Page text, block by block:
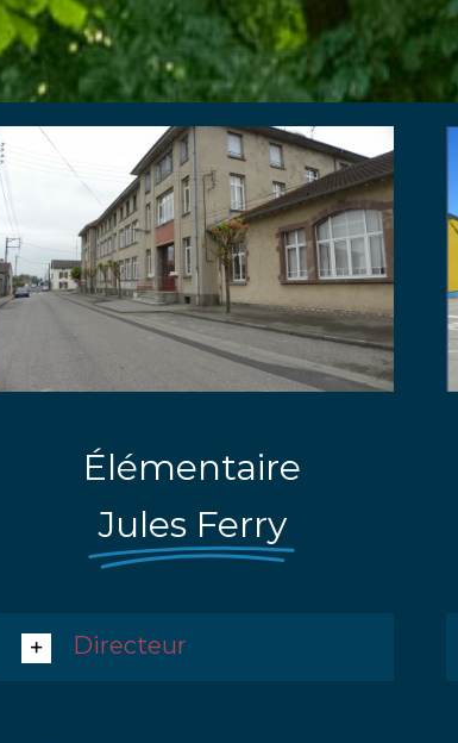
Élémentaire
Jules Ferry
Directeur